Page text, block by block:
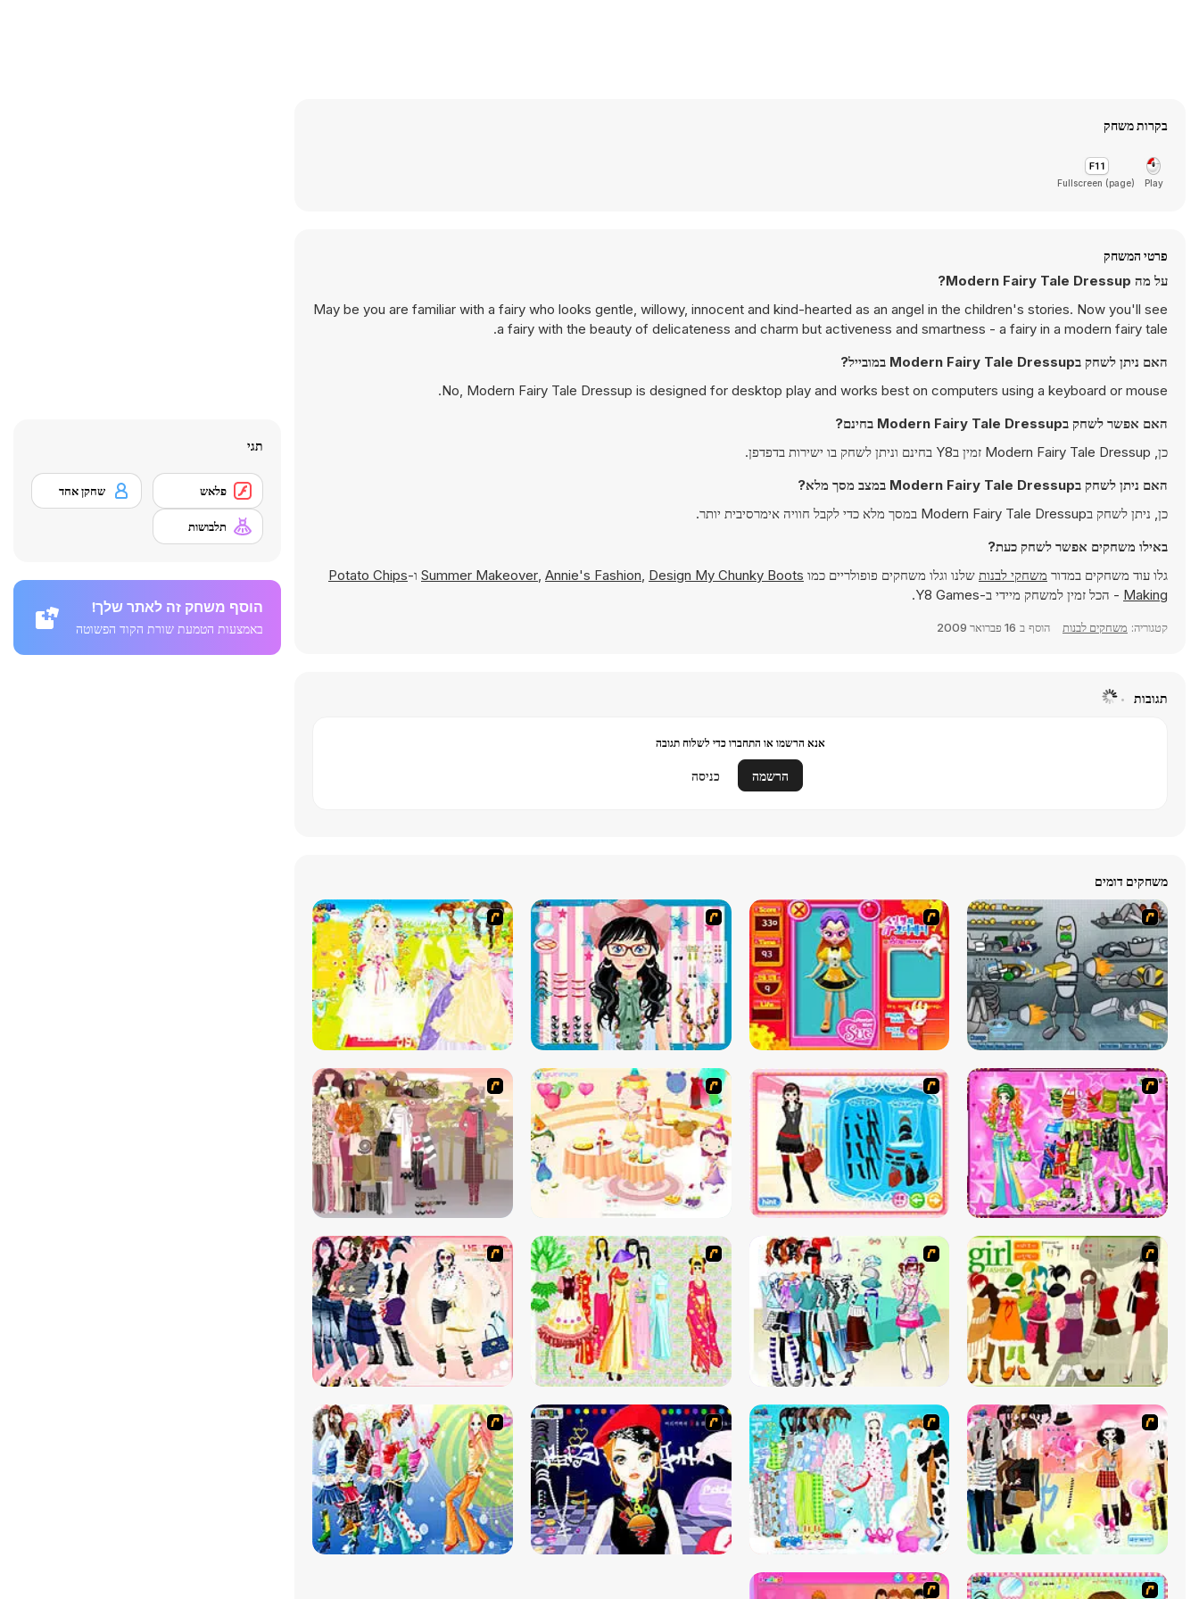
בקרות משחק
Play
Fullscreen (page)
פרטי המשחק
על מה Modern Fairy Tale Dressup?
May be you are familiar with a fairy who looks gentle, willowy, innocent and kind-hearted as an angel in the children's stories. Now you'll see
a fairy with the beauty of delicateness and charm but activeness and smartness - a fairy in a modern fairy tale.
האם ניתן לשחק בModern Fairy Tale Dressup במובייל?
No, Modern Fairy Tale Dressup is designed for desktop play and works best on computers using a keyboard or mouse.
האם אפשר לשחק בModern Fairy Tale Dressup בחינם?
כן, Modern Fairy Tale Dressup זמין בY8 בחינם וניתן לשחק בו ישירות בדפדפן.
האם ניתן לשחק בModern Fairy Tale Dressup במצב מסך מלא?
כן, ניתן לשחק בModern Fairy Tale Dressup במסך מלא כדי לקבל חוויה אימרסיבית יותר.
באילו משחקים אפשר לשחק כעת?
גלו עוד משחקים במדור משחקי לבנות שלנו וגלו משחקים פופולריים כמו Summer Makeover, Annie's Fashion, Design My Chunky Boots ו-Potato Chips
Making - הכל זמין למשחק מיידי ב-Y8 Games.
קטגוריה: משחקים לבנות הוסף ב 16 פברואר 2009
תגובות
אנא הרשמו או התחברו כדי לשלוח תגובה
הרשמה כניסה
משחקים דומים
תגי
פלאש שחקן אחד
תלבושות
הוסף משחק זה לאתר שלך!
באמצעות הטמעת שורת הקוד הפשוטה